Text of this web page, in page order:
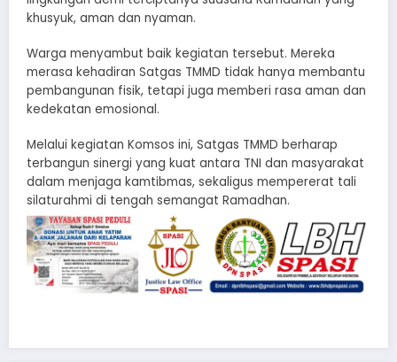
khusyuk, aman dan nyaman.
Warga menyambut baik kegiatan tersebut. Mereka
merasa kehadiran Satgas TMMD tidak hanya membantu
pembangunan fisik, tetapi juga memberi rasa aman dan
kedekatan emosional.
Melalui kegiatan Komsos ini, Satgas TMMD berharap
terbangun sinergi yang kuat antara TNI dan masyarakat
dalam menjaga kamtibmas, sekaligus mempererat tali
silaturahmi di tengah semangat Ramadhan.